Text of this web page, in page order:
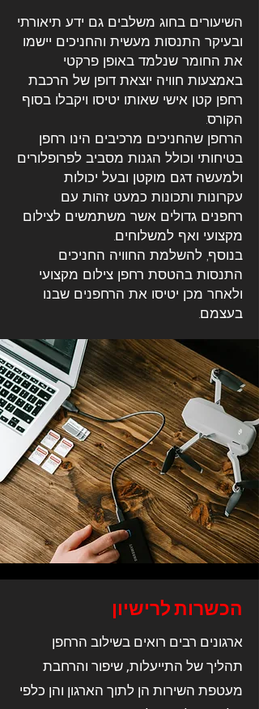
השיעורים בחוג משלבים גם ידע תיאורתי
ובעיקר התנסות מעשית והחניכים יישמו
את החומר שנלמד באופן פרקטי
באמצעות חוויה יוצאת דופן של הרכבת
רחפן קטן אישי שאותו יטיסו ויקבלו בסוף
הקורס.
הרחפן שהחניכים מרכיבים הינו רחפן
בטיחותי וכולל הגנות מסביב לפרופלורים
ולמעשה דגם מוקטן ובעל יכולות
עקרונות ותכונות כמעט זהות עם
רחפנים גדולים אשר משתמשים לצילום
מקצועי ואף למשלוחים.
בנוסף, להשלמת החוויה החניכים
התנסות בהטסת רחפן צילום מקצועי
ולאחר מכן יטיסו את הרחפנים שבנו
בעצמם.
הכשרות לרישיון
ארגונים רבים רואים בשילוב הרחפן
תהליך של התייעלות, שיפור והרחבת
מעטפת השירות הן לתוך הארגון והן כלפי